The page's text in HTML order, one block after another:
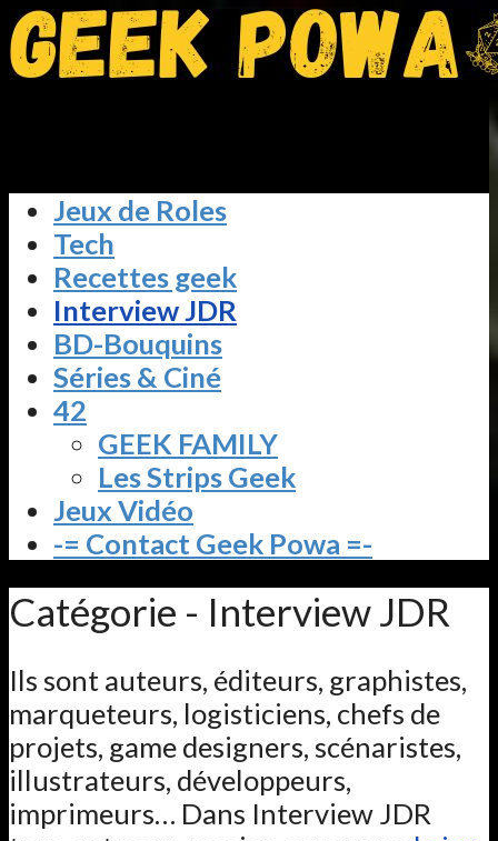
Jeux de Roles
Tech
Recettes geek
Interview JDR
BD-Bouquins
Séries & Ciné
42
GEEK FAMILY
Les Strips Geek
Jeux Vidéo
-= Contact Geek Powa =-
Catégorie - Interview JDR
Ils sont auteurs, éditeurs, graphistes,
marqueteurs, logisticiens, chefs de
projets, game designers, scénaristes,
illustrateurs, développeurs,
imprimeurs… Dans Interview JDR